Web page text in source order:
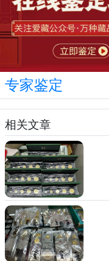
专家鉴定
相关文章